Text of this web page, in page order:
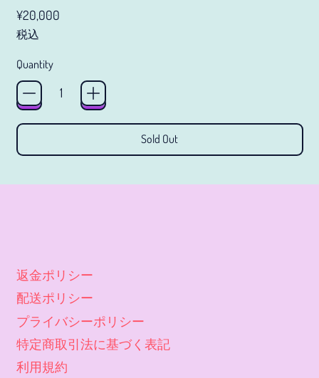
Regular price
¥20,000
税込
Quantity
Sold Out
返金ポリシー
配送ポリシー
プライバシーポリシー
特定商取引法に基づく表記
利用規約
ウクライナ (JPY ¥)
ウルグアイ (JPY ¥)
エクアドル (JPY ¥)
エスワティニ (JPY ¥)
エルサルバドル (JPY ¥)
オマーン (JPY ¥)
オランダ (JPY ¥)
オランダ領カリブ (JPY
¥)